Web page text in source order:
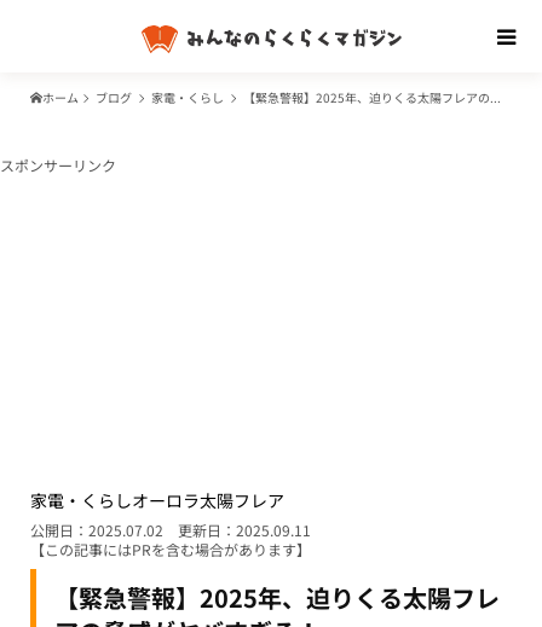
ホーム ブログ 家電・くらし 【緊急警報】2025年、迫りくる太陽フレアの脅威がヤバすぎる！
スポンサーリンク
家電・くらしオーロラ太陽フレア
【緊急警報】2025年、迫りくる太陽フレ
公開日：2025.07.02
更新日：2025.09.11
【この記事にはPRを含む場合があります】